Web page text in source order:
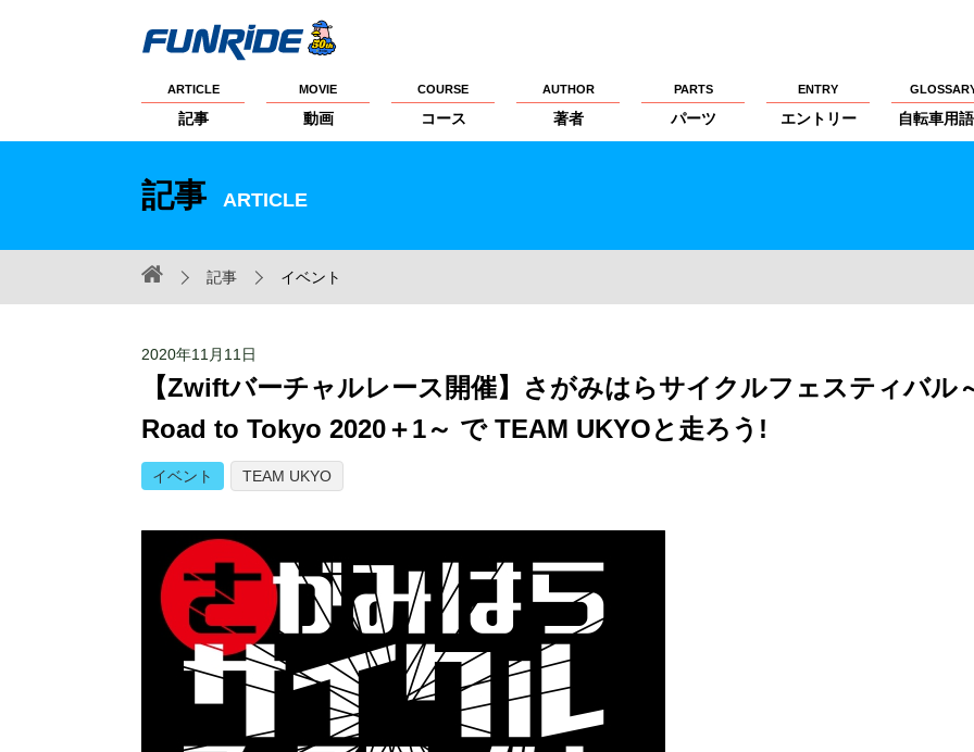
ARTICLE
記事
MOVIE
動画
COURSE
コース
AUTHOR
著者
PARTS
パーツ
ENTRY
エントリー 自転車用
記事 ARTICLE
記事 イベント
2020年11月11日
【Zwiftバーチャルレース開催】さがみはらサイクルフェスティバル
Road to Tokyo 2020＋1～ で TEAM UKYOと走ろう!
イベント TEAM UKYO